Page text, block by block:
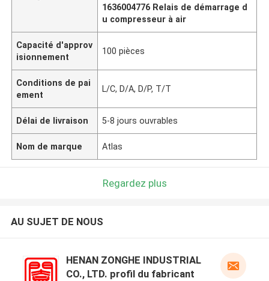
1636004776 Relais de démarrage d
u compresseur à air
Capacité d'approv
isionnement
100 pièces
Conditions de pai
ement
L/C, D/A, D/P, T/T
Délai de livraison 5-8 jours ouvrables
Nom de marque Atlas
Regardez plus
AU SUJET DE NOUS
HENAN ZONGHE INDUSTRIAL
CO., LTD. profil du fabricant